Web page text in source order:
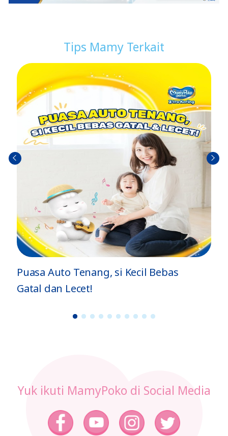
Tips Mamy Terkait
Puasa Auto Tenang, si Kecil Bebas
Gatal dan Lecet!
Sebel
umn
Berik
utny
1 2 3 4 5 6 7 8 9 1
Yuk ikuti MamyPoko di Social Media